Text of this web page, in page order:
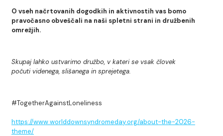
O vseh načrtovanih dogodkih in aktivnostih vas bomo
pravočasno obveščali na naši spletni strani in družbenih
omrežjih.
Skupaj lahko ustvarimo družbo, v kateri se vsak človek
počuti videnega, slišanega in sprejetega.
#TogetherAgainstLoneliness
https://www.worlddownsyndromeday.org/about-the-2026-
theme/